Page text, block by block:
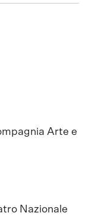
Arte e
Nazionale